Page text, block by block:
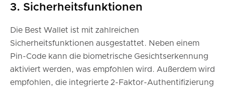
3. Sicherheitsfunktionen
Die Best Wallet ist mit zahlreichen
Sicherheitsfunktionen ausgestattet. Neben einem
Pin-Code kann die biometrische Gesichtserkennung
aktiviert werden, was empfohlen wird. Außerdem wird
empfohlen, die integrierte 2-Faktor-Authentifizierung